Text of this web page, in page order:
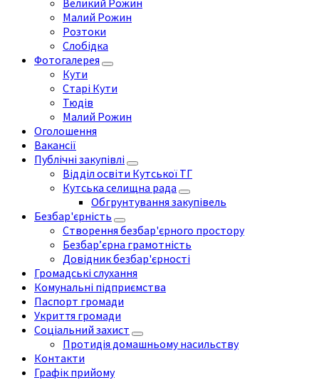
Великий Рожин
Малий Рожин
Розтоки
Слобідка
Фотогалерея
Кути
Старі Кути
Тюдів
Малий Рожин
Оголошення
Вакансії
Публічні закупівлі
Відділ освіти Кутської ТГ
Кутська селищна рада
Обгрунтування закупівель
Безбар'єрність
Створення безбар'єрного простору
Безбар’єрна грамотність
Довідник безбар'єрності
Громадські слухання
Комунальні підприємства
Паспорт громади
Укриття громади
Соціальний захист
Протидія домашньому насильству
Контакти
Графік прийому